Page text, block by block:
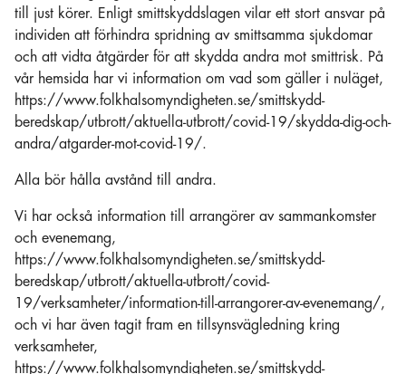
till just körer. Enligt smittskyddslagen vilar ett stort ansvar på
individen att förhindra spridning av smittsamma sjukdomar
och att vidta åtgärder för att skydda andra mot smittrisk. På
vår hemsida har vi information om vad som gäller i nuläget,
https://www.folkhalsomyndigheten.se/smittskydd-
beredskap/utbrott/aktuella-utbrott/covid-19/skydda-dig-och-
andra/atgarder-mot-covid-19/.
Alla bör hålla avstånd till andra.
Vi har också information till arrangörer av sammankomster
och evenemang,
https://www.folkhalsomyndigheten.se/smittskydd-
beredskap/utbrott/aktuella-utbrott/covid-
19/verksamheter/information-till-arrangorer-av-evenemang/,
och vi har även tagit fram en tillsynsvägledning kring
verksamheter,
https://www.folkhalsomyndigheten.se/smittskydd-